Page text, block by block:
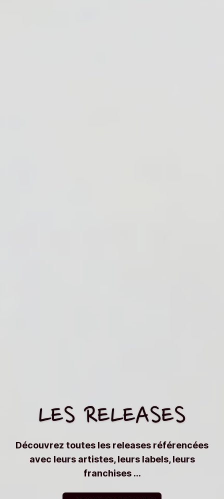
LES RELEASES
Découvrez toutes les releases référencées
avec leurs artistes, leurs labels, leurs
franchises ...